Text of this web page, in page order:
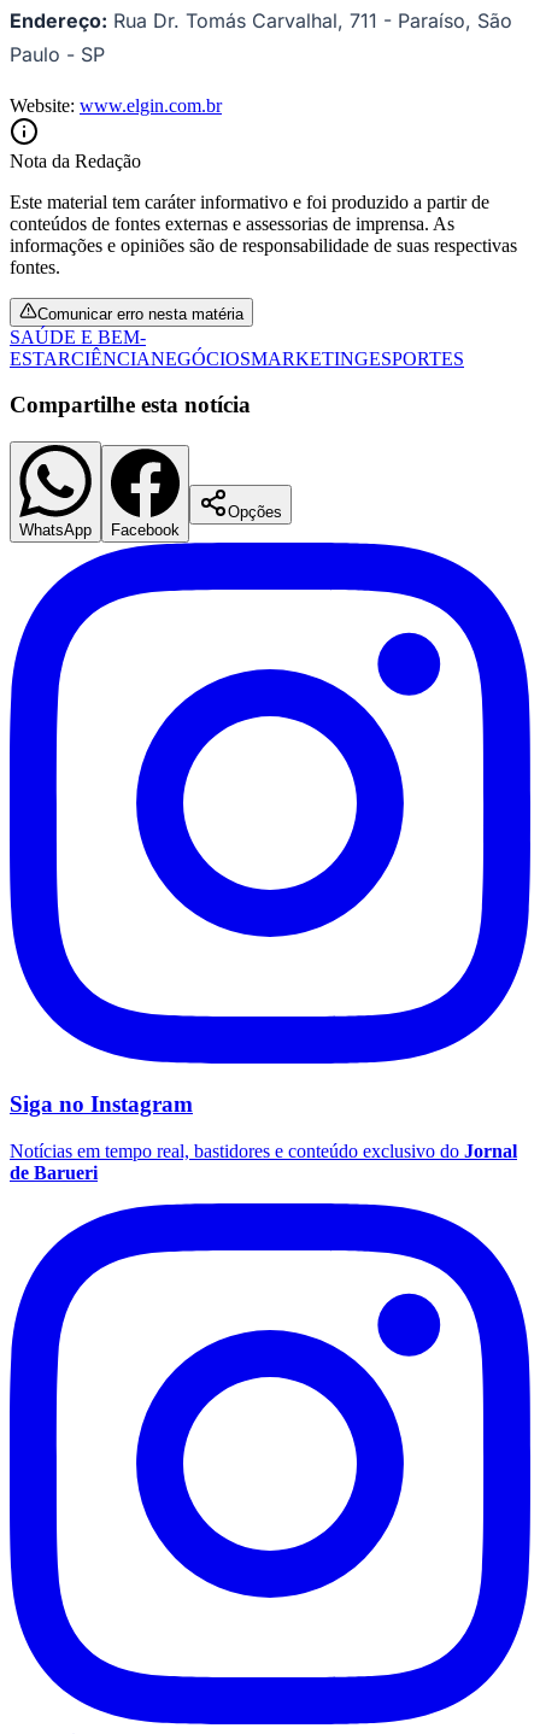
Fluminense
Endereço: Rua Dr. Tomás Carvalhal, 711 - Paraíso, São
Paulo - SP
Website: www.elgin.com.br
Nota da Redação
Este material tem caráter informativo e foi produzido a partir de
conteúdos de fontes externas e assessorias de imprensa. As
informações e opiniões são de responsabilidade de suas respectivas
fontes.
Comunicar erro nesta matéria
SAÚDE E BEM-
ESTARCIÊNCIANEGÓCIOSMARKETINGESPORTES
Compartilhe esta notícia
WhatsApp Facebook
Opções
Siga no Instagram
Notícias em tempo real, bastidores e conteúdo exclusivo do Jornal
de Barueri